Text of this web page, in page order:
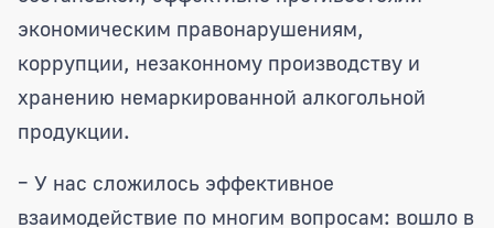
экономическим правонарушениям,
коррупции, незаконному производству и
хранению немаркированной алкогольной
продукции.
– У нас сложилось эффективное
взаимодействие по многим вопросам: вошло в